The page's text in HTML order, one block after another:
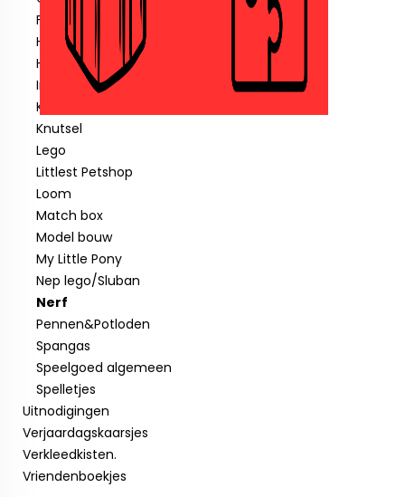
Fisher price
Hotwheels
Hout speelgoed
Indiaan
Klein speelgoed tot € 1,00
Knutsel
Lego
Littlest Petshop
Loom
Match box
Model bouw
My Little Pony
Nep lego/Sluban
Nerf
Pennen&Potloden
Spangas
Speelgoed algemeen
Spelletjes
Uitnodigingen
Verjaardagskaarsjes
Verkleedkisten.
Vriendenboekjes